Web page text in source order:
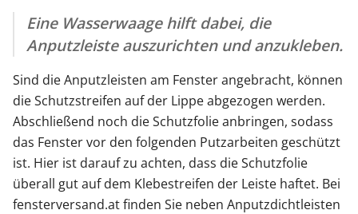
Eine Wasserwaage hilft dabei, die
Anputzleiste auszurichten und anzukleben.
Sind die Anputzleisten am Fenster angebracht, können
die Schutzstreifen auf der Lippe abgezogen werden.
Abschließend noch die Schutzfolie anbringen, sodass
das Fenster vor den folgenden Putzarbeiten geschützt
ist. Hier ist darauf zu achten, dass die Schutzfolie
überall gut auf dem Klebestreifen der Leiste haftet. Bei
fensterversand.at finden Sie neben Anputzdichtleisten